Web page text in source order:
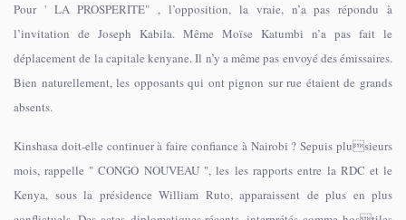
Pour ' LA PROSPERITE" , l’opposition, la vraie, n’a pas répondu à
l’invitation de Joseph Kabila. Même Moïse Katumbi n’a pas fait le
déplacement de la capitale kenyane. Il n’y a même pas envoyé des émissaires.
Bien naturellement, les opposants qui ont pignon sur rue étaient de grands
absents.
Kinshasa doit-elle continuer à faire confiance à Nairobi ? Sepuis plusieurs
mois, rappelle " CONGO NOUVEAU ", les les rapports entre la RDC et le
Kenya, sous la présidence William Ruto, apparaissent de plus en plus